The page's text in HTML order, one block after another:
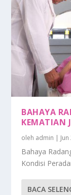
BAHAYA
KEMATIAN
oleh admin |
Bahaya
Kondisi
BACA